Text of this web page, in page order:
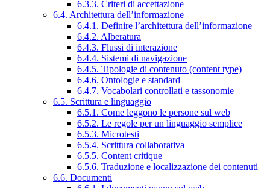
6.3.3. Criteri di accettazione
6.4. Architettura dell’informazione
6.4.1. Definire l’architettura dell’informazione
6.4.2. Alberatura
6.4.3. Flussi di interazione
6.4.4. Sistemi di navigazione
6.4.5. Tipologie di contenuto (content type)
6.4.6. Ontologie e standard
6.4.7. Vocabolari controllati e tassonomie
6.5. Scrittura e linguaggio
6.5.1. Come leggono le persone sul web
6.5.2. Le regole per un linguaggio semplice
6.5.3. Microtesti
6.5.4. Scrittura collaborativa
6.5.5. Content critique
6.5.6. Traduzione e localizzazione dei contenuti
6.6. Documenti